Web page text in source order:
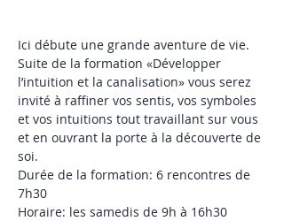
Ici débute une grande aventure de vie.
Suite de la formation «Développer
l’intuition et la canalisation» vous serez
invité à raffiner vos sentis, vos symboles
et vos intuitions tout travaillant sur vous
et en ouvrant la porte à la découverte de
soi.
Durée de la formation: 6 rencontres de
7h30
Horaire: les samedis de 9h à 16h30